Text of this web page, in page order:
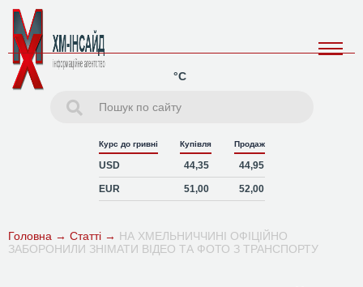
°C
Курс до гривні Купівля Продаж
USD 44,35 44,95
EUR 51,00 52,00
Головна → Статті → НА ХМЕЛЬНИЧЧИНІ ОФІЦІЙНО
ЗАБОРОНИЛИ ЗНІМАТИ ВІДЕО ТА ФОТО З ТРАНСПОРТУ